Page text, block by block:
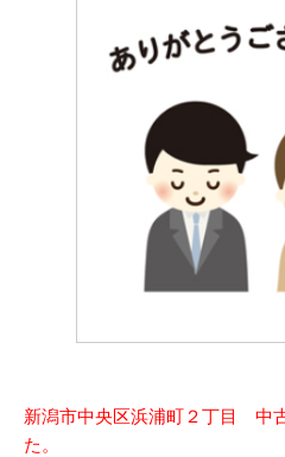
新潟市中央区浜浦町２丁目 中
た。